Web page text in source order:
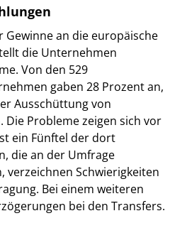
Gewinne an die europäische
die Unternehmen
Von den 529
gaben 28 Prozent an,
Ausschüttung von
Die Probleme zeigen sich vor
ein Fünftel der dort
die an der Umfrage
verzeichnen Schwierigkeiten
Bei einem weiteren
bei den Transfers.